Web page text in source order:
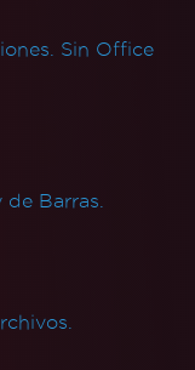
Sin Office
Barras.